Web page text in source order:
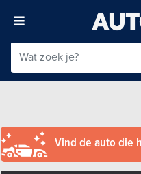
Vind de auto die